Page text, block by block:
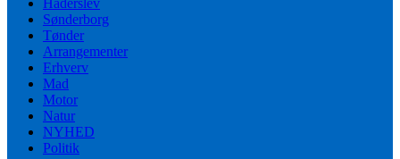
Sønderborg
Tønder
Arrangementer
Erhverv
Mad
Motor
Natur
NYHED
Politik